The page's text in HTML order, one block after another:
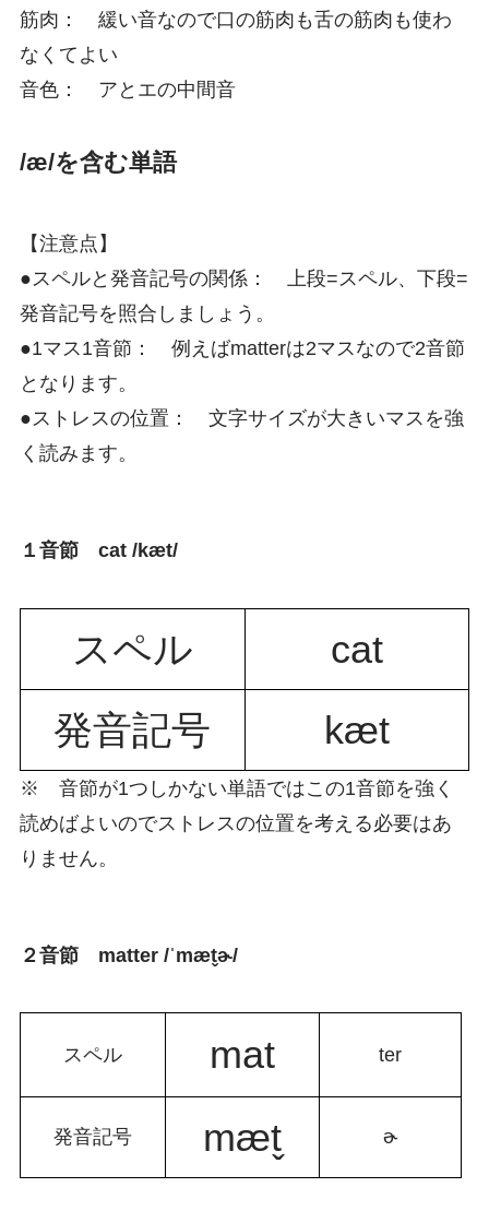
筋肉： 緩い音なので口の筋肉も舌の筋肉も使わ
なくてよい
音色： アとエの中間音
/æ/を含む単語
【注意点】
●スペルと発音記号の関係： 上段=スペル、下段=
発音記号を照合しましょう。
●1マス1音節： 例えばmatterは2マスなので2音節
となります。
●ストレスの位置： 文字サイズが大きいマスを強
く読みます。
１音節 cat /kæt/
スペル
cat
発音記号
kæt
※ 音節が1つしかない単語ではこの1音節を強く
読めばよいのでストレスの位置を考える必要はあ
りません。
２音節 matter /ˈmæt̬ɚ/
スペル mat ter
発音記号 mæt̬ ɚ